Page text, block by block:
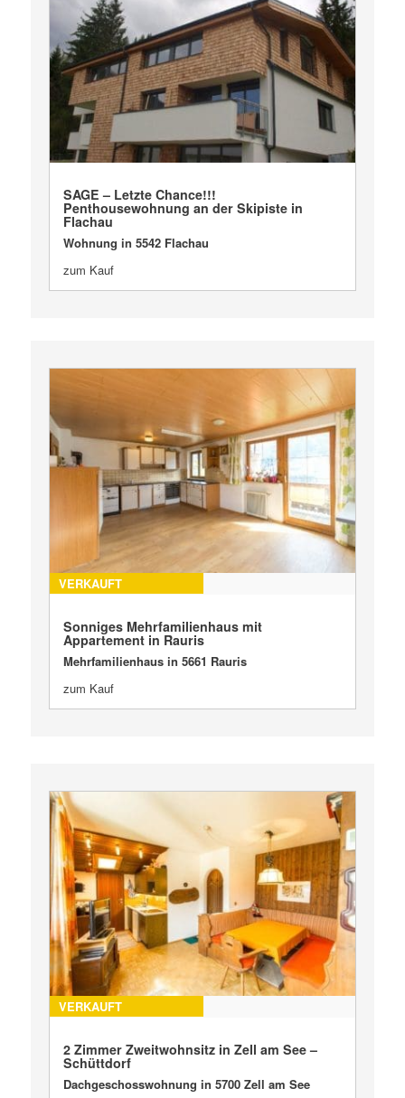
SAGE – Letzte Chance!!!
Penthousewohnung an der Skipiste in
Flachau
Wohnung in 5542 Flachau
zum Kauf
VERKAUFT
Sonniges Mehrfamilienhaus mit
Appartement in Rauris
Mehrfamilienhaus in 5661 Rauris
zum Kauf
VERKAUFT
2 Zimmer Zweitwohnsitz in Zell am See –
Schüttdorf
Dachgeschosswohnung in 5700 Zell am See